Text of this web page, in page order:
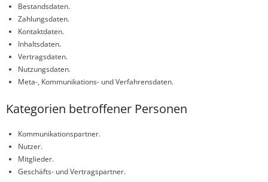
Bestandsdaten.
Zahlungsdaten.
Kontaktdaten.
Inhaltsdaten.
Vertragsdaten.
Nutzungsdaten.
Meta-, Kommunikations- und Verfahrensdaten.
Kategorien betroffener Personen
Kommunikationspartner.
Nutzer.
Mitglieder.
Geschäfts- und Vertragspartner.